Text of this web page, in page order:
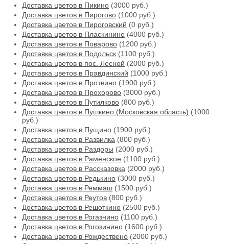
Доставка цветов в Пикино (3000 руб.)
Доставка цветов в Пирогово (1000 руб.)
Доставка цветов в Пироговский (0 руб.)
Доставка цветов в Пласкинино (4000 руб.)
Доставка цветов в Поварово (1200 руб.)
Доставка цветов в Подольск (1100 руб.)
Доставка цветов в пос. Лесной (2000 руб.)
Доставка цветов в Правдинский (1000 руб.)
Доставка цветов в Протвино (1900 руб.)
Доставка цветов в Прохорово (3000 руб.)
Доставка цветов в Путилково (800 руб.)
Доставка цветов в Пушкино (Московская область) (1000
руб.)
Доставка цветов в Пущино (1900 руб.)
Доставка цветов в Развилка (800 руб.)
Доставка цветов в Раздоры (2000 руб.)
Доставка цветов в Раменское (1100 руб.)
Доставка цветов в Рассказовка (2000 руб.)
Доставка цветов в Редькино (3000 руб.)
Доставка цветов в Реммаш (1500 руб.)
Доставка цветов в Реутов (800 руб.)
Доставка цветов в Решоткино (2500 руб.)
Доставка цветов в Рогазнино (1100 руб.)
Доставка цветов в Рогозинино (1600 руб.)
Доставка цветов в Рождествено (2000 руб.)